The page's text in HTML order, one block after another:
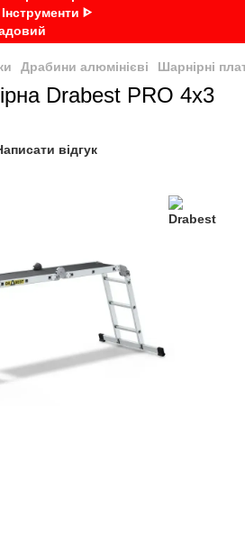
Драбини алюмінієві Шарнірні
Drabest PRO 4х3
відгук